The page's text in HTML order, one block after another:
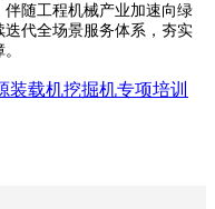
随工程机械产业加速向绿
代全场景服务体系，夯实
装载机挖掘机专项培训